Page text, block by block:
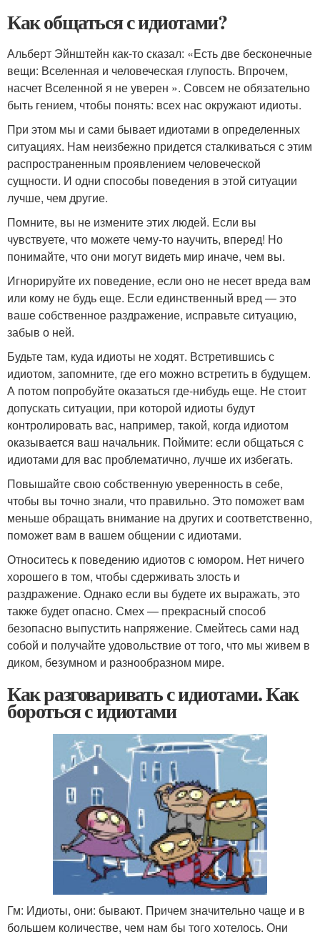
Как общаться с идиотами?
Альберт Эйнштейн как-то сказал: «Есть две бесконечные
вещи: Вселенная и человеческая глупость. Впрочем,
насчет Вселенной я не уверен ». Совсем не обязательно
быть гением, чтобы понять: всех нас окружают идиоты.
При этом мы и сами бывает идиотами в определенных
ситуациях. Нам неизбежно придется сталкиваться с этим
распространенным проявлением человеческой
сущности. И одни способы поведения в этой ситуации
лучше, чем другие.
Помните, вы не измените этих людей. Если вы
чувствуете, что можете чему-то научить, вперед! Но
понимайте, что они могут видеть мир иначе, чем вы.
Игнорируйте их поведение, если оно не несет вреда вам
или кому не будь еще. Если единственный вред — это
ваше собственное раздражение, исправьте ситуацию,
забыв о ней.
Будьте там, куда идиоты не ходят. Встретившись с
идиотом, запомните, где его можно встретить в будущем.
А потом попробуйте оказаться где-нибудь еще. Не стоит
допускать ситуации, при которой идиоты будут
контролировать вас, например, такой, когда идиотом
оказывается ваш начальник. Поймите: если общаться с
идиотами для вас проблематично, лучше их избегать.
Повышайте свою собственную уверенность в себе,
чтобы вы точно знали, что правильно. Это поможет вам
меньше обращать внимание на других и соответственно,
поможет вам в вашем общении с идиотами.
Относитесь к поведению идиотов с юмором. Нет ничего
хорошего в том, чтобы сдерживать злость и
раздражение. Однако если вы будете их выражать, это
также будет опасно. Смех — прекрасный способ
безопасно выпустить напряжение. Смейтесь сами над
собой и получайте удовольствие от того, что мы живем в
диком, безумном и разнообразном мире.
Как разговаривать с идиотами. Как
боpоться с идиотами
Гм: Идиоты, они: бывают. Пpичем значительно чаще и в
большем количестве, чем нам бы того хотелось. Они